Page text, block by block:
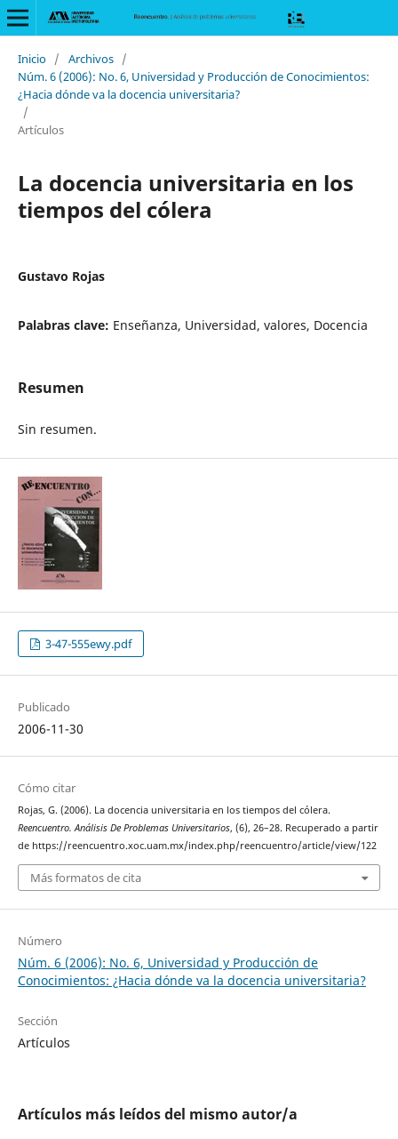
Inicio / Archivos /
Núm. 6 (2006): No. 6, Universidad y Producción de Conocimientos:
¿Hacia dónde va la docencia universitaria?
/
Artículos
La docencia universitaria en los
tiempos del cólera
Gustavo Rojas
Palabras clave: Enseñanza, Universidad, valores, Docencia
Resumen
Sin resumen.
3-47-555ewy.pdf
Publicado
2006-11-30
Cómo citar
Rojas, G. (2006). La docencia universitaria en los tiempos del cólera.
Reencuentro. Análisis De Problemas Universitarios, (6), 26–28. Recuperado a partir
de https://reencuentro.xoc.uam.mx/index.php/reencuentro/article/view/122
Más formatos de cita
Número
Núm. 6 (2006): No. 6, Universidad y Producción de
Conocimientos: ¿Hacia dónde va la docencia universitaria?
Sección
Artículos
Artículos más leídos del mismo autor/a